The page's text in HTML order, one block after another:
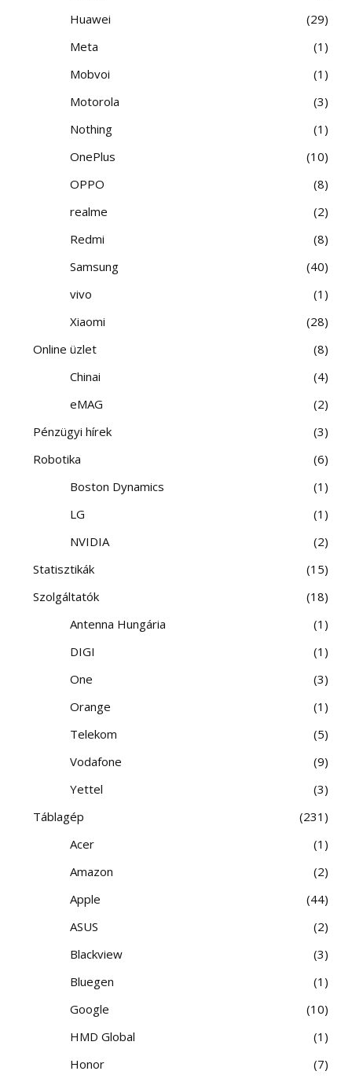
Huawei
29
Meta
1
Mobvoi
1
Motorola
3
Nothing
1
OnePlus
10
OPPO
8
realme
2
Redmi
8
Samsung
40
vivo
1
Xiaomi
28
Online üzlet
8
Chinai
4
eMAG
2
Pénzügyi hírek
3
Robotika
6
Boston Dynamics
1
LG
1
NVIDIA
2
Statisztikák
15
Szolgáltatók
18
Antenna Hungária
1
DIGI
1
One
3
Orange
1
Telekom
5
Vodafone
9
Yettel
3
Táblagép
231
Acer
1
Amazon
2
Apple
44
ASUS
2
Blackview
3
Bluegen
1
Google
10
HMD Global
1
Honor
7